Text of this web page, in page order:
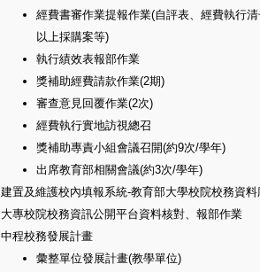
經費書審作業提報作業(自評表、經費執行
以上採購案等)
執行績效表報部作業
獎補助經費請款作業(2期)
審查意見回覆作業(2次)
經費執行實地訪視總召
獎補助專責小組會議召開(約9次/學年)
出席教育部相關會議(約3次/學年)
建置及維護校內填報系統-教育部大學校院校務資料
大專校院校務資訊公開平台資料核對、報部作業
中程校務發展計畫
彙整單位發展計畫(教學單位)